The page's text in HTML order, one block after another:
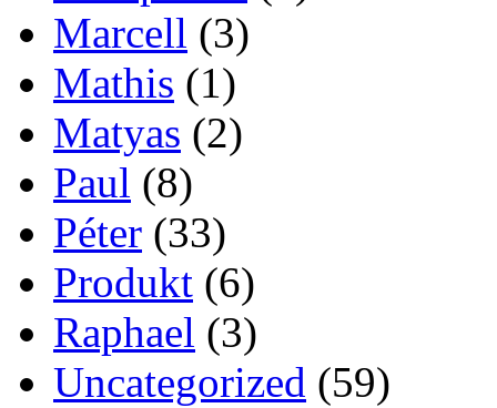
Marcell (3)
Mathis (1)
Matyas (2)
Paul (8)
Péter (33)
Produkt (6)
Raphael (3)
Uncategorized (59)